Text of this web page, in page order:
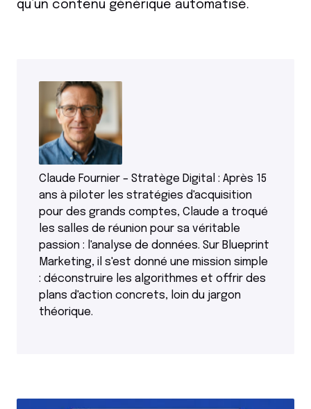
qu’un contenu générique automatisé.
Claude Fournier – Stratège Digital : Après 15
ans à piloter les stratégies d'acquisition
pour des grands comptes, Claude a troqué
les salles de réunion pour sa véritable
passion : l'analyse de données. Sur Blueprint
Marketing, il s'est donné une mission simple
: déconstruire les algorithmes et offrir des
plans d'action concrets, loin du jargon
théorique.